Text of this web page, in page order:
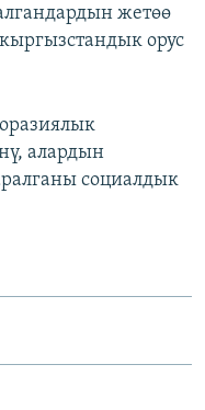
жетөө
орус
алардын
социалдык